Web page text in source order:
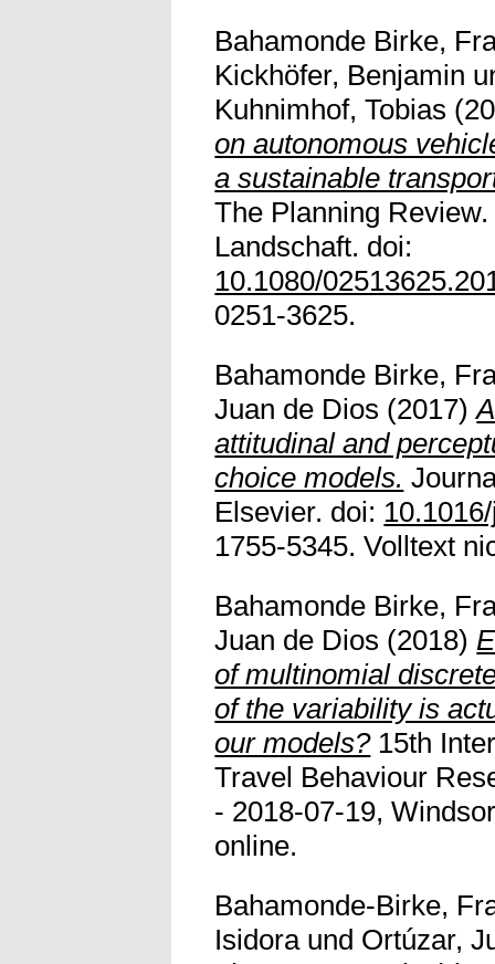
Bahamonde Birke,
Kickhöfer, Benjamin
Kuhnimhof, Tobias
on autonomous
a sustainable
The Planning
Landschaft. doi:
10.1080/
0251-3625.
Bahamonde Birke,
Juan de Dios (2017)
attitudinal and
choice models.
Elsevier. doi:
1755-5345. Volltext
Bahamonde Birke,
Juan de Dios (2018)
of multinomial
of the variability is
our models?15th
Travel Behaviour
- 2018-07-19,
online.
Bahamonde-Birke,
Isidoraund Ortúzar,